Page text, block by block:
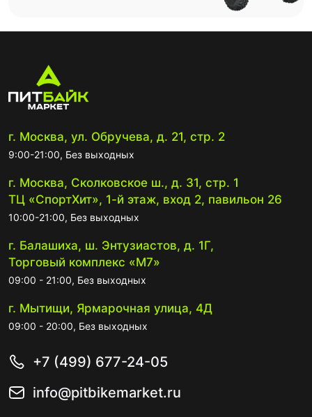
г. Москва, ул. Обручева, д. 21, стр. 2
9:00-21:00, Без выходных
г. Москва, Сколковское ш., д. 31, стр. 1
ТЦ «СпортХит», 1-й этаж, вход 2, павильон 26
10:00-21:00, Без выходных
г. Балашиха, ш. Энтузиастов, д. 1Г,
Торговый комплекс «М7»
09:00 - 21:00, Без выходных
г. Мытищи, Ярмарочная улица, 4Д
09:00 - 20:00, Без выходных
+7 (499) 677-24-05
info@pitbikemarket.ru